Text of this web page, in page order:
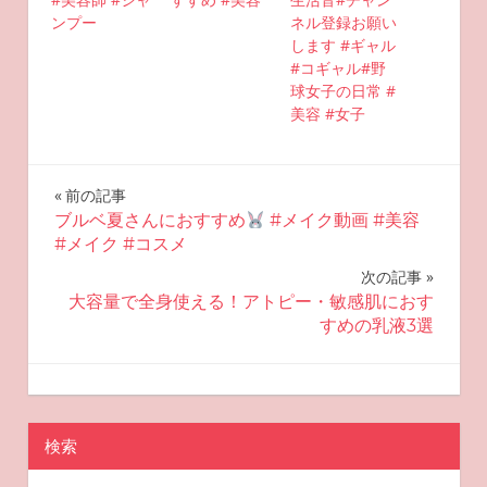
ンプー
ネル登録お願い
します #ギャル
#コギャル#野
球女子の日常 #
美容 #女子
投
稿
ナ
ー
シ
前の記事
ブルベ夏さんにおすすめ
#メイク動画 #美容
#メイク #コスメ
次の記事
大容量で全身使える！アトピー・敏感肌におす
すめの乳液3選
2025-06-29
miyu
おすすめ美容
検索